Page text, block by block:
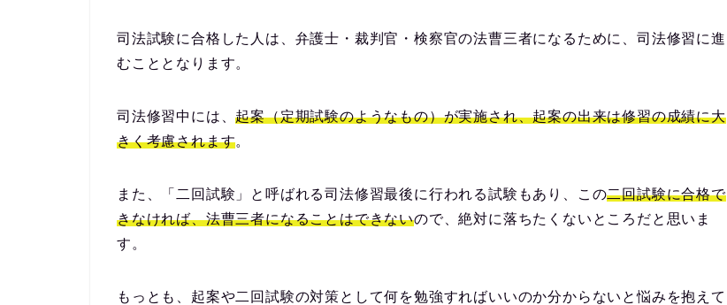
司法試験に合格した人は、弁護士・裁判官・検察官の法曹三者になるために、司法修習に進
むこととなります。
司法修習中には、起案（定期試験のようなもの）が実施され、起案の出来は修習の成績に大
きく考慮されます。
また、「 二回試験 」と呼ばれる司法修習最後に行われる試験もあり、この二回試験に合格で
きなければ、法曹三者になることはできないので、絶対に落ちたくないところだと思いま
す。
もっとも、起案や二回試験の対策として何を勉強すればいいのか分からないと悩みを抱えて